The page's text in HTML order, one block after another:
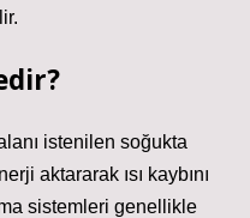
istenilen soğukta
aktararak ısı kaybını
sistemleri genellikle